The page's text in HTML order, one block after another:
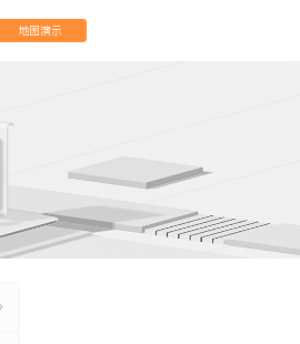
地图演示